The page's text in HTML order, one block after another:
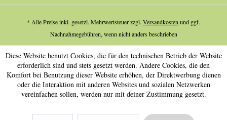
* Alle Preise inkl. gesetzl. Mehrwertsteuer zzgl. Versandkostenund ggf.
Nachnahmegebühren, wenn nicht anders beschrieben
Diese Website benutzt Cookies, die für den technischen Betrieb der Website
erforderlich sind und stets gesetzt werden. Andere Cookies, die den
Komfort bei Benutzung dieser Website erhöhen, der Direktwerbung dienen
oder die Interaktion mit anderen Websites und sozialen Netzwerken
vereinfachen sollen, werden nur mit deiner Zustimmung gesetzt.